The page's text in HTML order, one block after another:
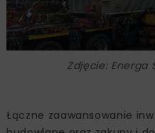
Zdjęcie: Energa
Łączne zaawansowanie